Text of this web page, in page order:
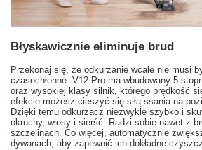
Błyskawicznie eliminuje brud
Przekonaj się, że odkurzanie wcale nie musi
czasochłonne. V12 Pro ma wbudowany 5-
oraz wysokiej klasy silnik, którego prędkość
efekcie możesz cieszyć się siłą ssania na
Dzięki temu odkurzacz niezwykle szybko i
okruchy, włosy i sierść. Radzi sobie nawet z
szczelinach. Co więcej, automatycznie
dywanach, aby zapewnić ich dokładne